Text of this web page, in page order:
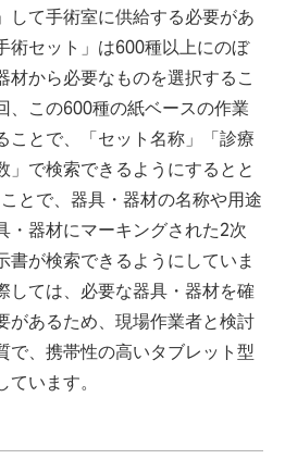
して手術室に供給する必要があ
術セット」は600種以上にのぼ
材から必要なものを選択するこ
、この600種の紙ベースの作業
ことで、「セット名称」「診療
」で検索できるようにするとと
とで、器具・器材の名称や用途
・器材にマーキングされた2次
書が検索できるようにしていま
しては、必要な器具・器材を確
があるため、現場作業者と検討
で、携帯性の高いタブレット型
います。